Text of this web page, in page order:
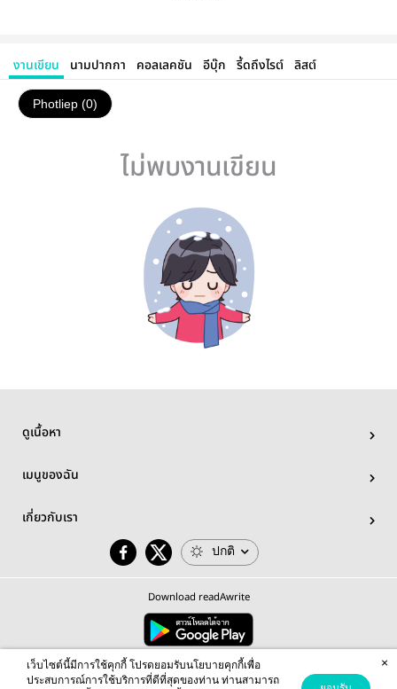
งานเขียน นามปากกา คอลเลคชัน อีบุ๊ก รี้ดถึงไรต์ ลิสต์
Photliep (0)
ไม่พบงานเขียน
ดูเนื้อหา
เมนูของฉัน
เกี่ยวกับเรา
ปกติ
Download readAwrite
© 2026 readAwrite.com by MEB Corporation Public Company Limited
This site is protected by reCAPTCHA and the Google Privacy Policy Terms of Serviceapply.
เว็บไซต์นี้มีการใช้คุกกี้ โปรดยอมรับนโยบายคุกกี้เพื่อ
ประสบการณ์การใช้บริการที่ดีที่สุดของท่าน ท่านสามารถ
×